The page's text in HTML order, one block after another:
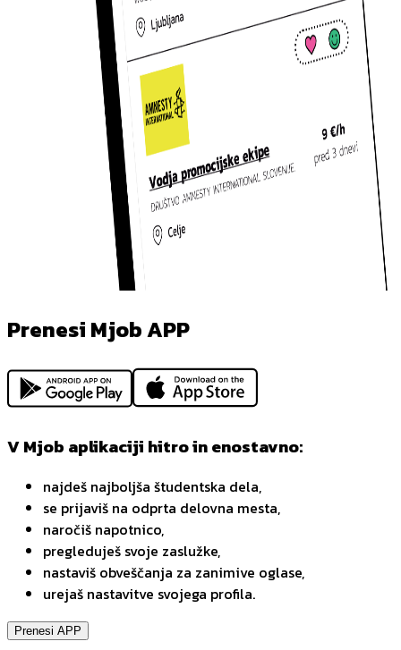
Prenesi Mjob APP
V Mjob aplikaciji hitro in enostavno:
najdeš najboljša študentska dela,
se prijaviš na odprta delovna mesta,
naročiš napotnico,
pregleduješ svoje zaslužke,
nastaviš obveščanja za zanimive oglase,
urejaš nastavitve svojega profila.
Prenesi APP